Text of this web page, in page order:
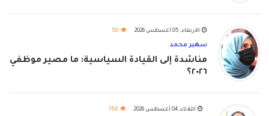
الأربعاء, 05 أغسطس 2026 50
سهير محمد
مناشدة إلى القيادة السياسية: ما مصير موظفي
٢٠٢٦؟
الثلاثاء, 04 أغسطس 2026 150